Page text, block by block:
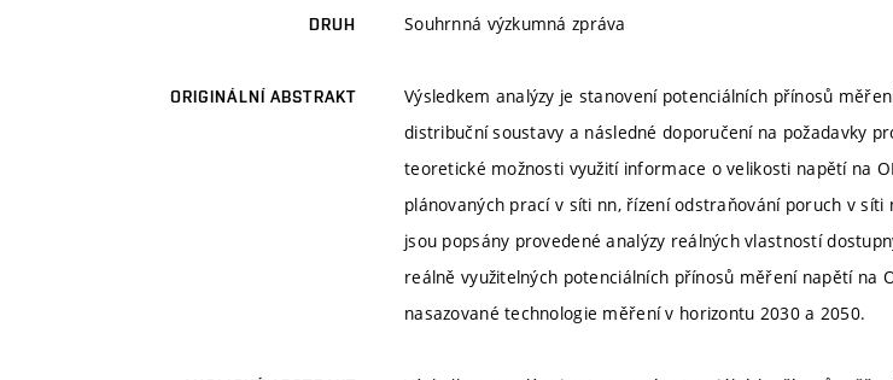
DRUH Souhrnná výzkumná zpráva
ORIGINÁLNÍ ABSTRAKT
Výsledkem analýzy je stanovení potenciálních přínosů
distribuční soustavy a následné doporučení na požadavky
teoretické možnosti využití informace o velikosti napětí na
plánovaných prací v síti nn, řízení odstraňování poruch v
jsou popsány provedené analýzy reálných vlastností
reálně využitelných potenciálních přínosů měření napětí na
nasazované technologie měření v horizontu 2030 a 2050.